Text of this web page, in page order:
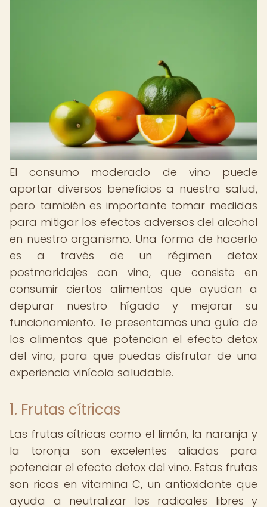
El consumo moderado de vino puede
aportar diversos beneficios a nuestra salud,
pero también es importante tomar medidas
para mitigar los efectos adversos del alcohol
en nuestro organismo. Una forma de hacerlo
es a través de un régimen detox
postmaridajes con vino, que consiste en
consumir ciertos alimentos que ayudan a
depurar nuestro hígado y mejorar su
funcionamiento. Te presentamos una guía de
los alimentos que potencian el efecto detox
del vino, para que puedas disfrutar de una
experiencia vinícola saludable.
1. Frutas cítricas
Las frutas cítricas como el limón, la naranja y
la toronja son excelentes aliadas para
potenciar el efecto detox del vino. Estas frutas
son ricas en vitamina C, un antioxidante que
ayuda a neutralizar los radicales libres y